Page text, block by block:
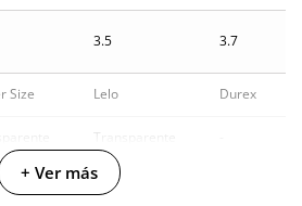
3.5 3.7
Size Lelo Durex
Transparente
Latex
+ Ver más